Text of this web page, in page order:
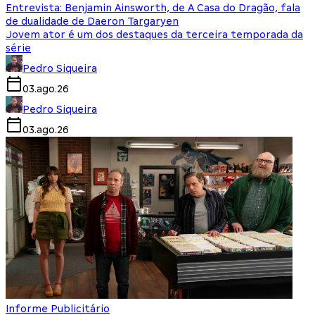
Entrevista: Benjamin Ainsworth, de A Casa do Dragão, fala
de dualidade de Daeron Targaryen
Jovem ator é um dos destaques da terceira temporada da
série
Pedro Siqueira
03.ago.26
Pedro Siqueira
03.ago.26
Informe Publicitário